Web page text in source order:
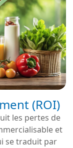
(ROI)
les pertes de
et
se traduit par